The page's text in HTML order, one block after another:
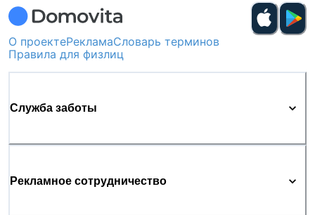
О проектеРекламаСловарь терминов
Правила для физлиц
Служба заботы
Рекламное сотрудничество